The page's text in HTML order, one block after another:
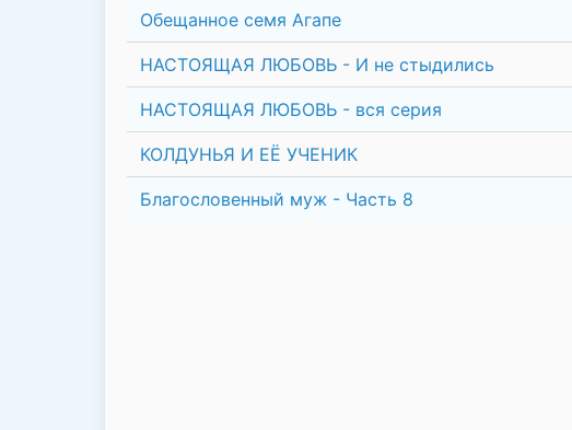
Обещанное семя Агапе
НАСТОЯЩАЯ ЛЮБОВЬ - И не стыдились
НАСТОЯЩАЯ ЛЮБОВЬ - вся серия
КОЛДУНЬЯ И ЕЁ УЧЕНИК
Благословенный муж - Часть 8